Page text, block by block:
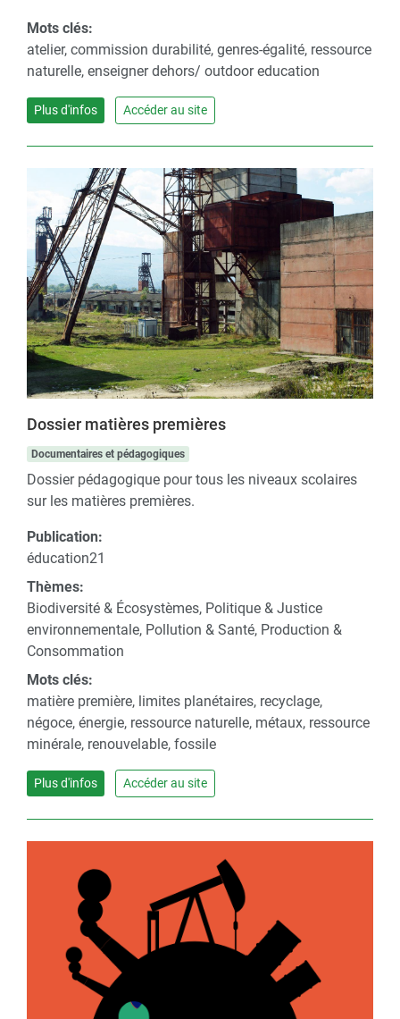
Mots clés:
atelier, commission durabilité, genres-égalité, ressource
naturelle, enseigner dehors/ outdoor education
Plus d'infos Accéder au site
Dossier matières premières
Documentaires et pédagogiques
Dossier pédagogique pour tous les niveaux scolaires
sur les matières premières.
Publication:
éducation21
Thèmes:
Biodiversité & Écosystèmes, Politique & Justice
environnementale, Pollution & Santé, Production &
Consommation
Mots clés:
matière première, limites planétaires, recyclage,
négoce, énergie, ressource naturelle, métaux, ressource
minérale, renouvelable, fossile
Plus d'infos Accéder au site